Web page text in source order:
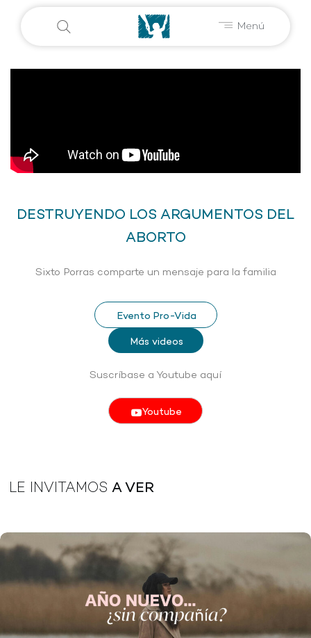
Menú
DESTRUYENDO LOS ARGUMENTOS DEL
ABORTO
Sixto Porras comparte un mensaje para la familia
Evento Pro-Vida
Más videos
Suscríbase a Youtube aquí
Youtube
LE INVITAMOS A VER